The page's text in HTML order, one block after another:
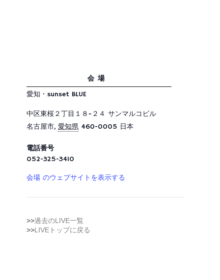
会場
愛知・sunset BLUE
中区東桜２丁目１８−２４ サンマルコビル
名古屋市, 愛知県 460-0005 日本
電話番号
052-325-3410
会場 のウェブサイトを表示する
>>過去のLIVE一覧
>>LIVEトップに戻る